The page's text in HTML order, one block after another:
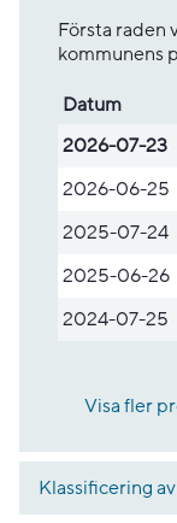
Första raden
kommunens
Lista med
Datum
2026-07-23
2026-06-25
2025-07-24
2025-06-26
2024-07-25
Visa fler
Klassificering